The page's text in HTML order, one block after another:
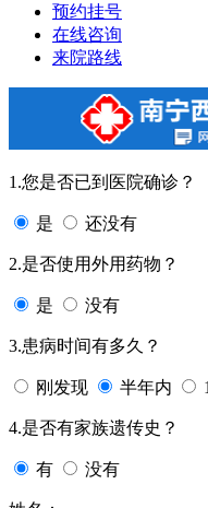
预约挂号
在线咨询
来院路线
1.您是否已到医院确诊？
是 还没有
2.是否使用外用药物？
是 没有
3.患病时间有多久？
刚发现 半年内
4.是否有家族遗传史？
有 没有